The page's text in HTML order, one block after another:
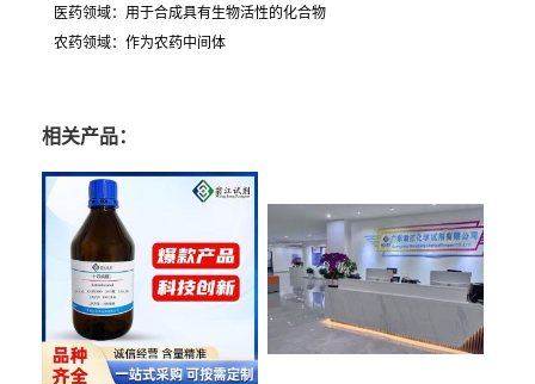
医药领域：用于合成具有生物活性的化合物
农药领域：作为农药中间体
相关产品：